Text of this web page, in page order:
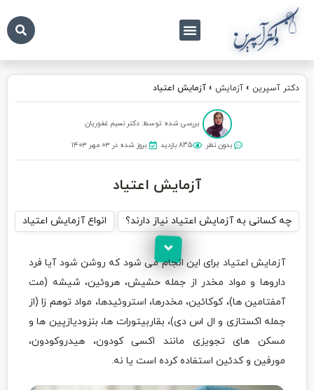
دکتر آسپرین » آزمایش » آزمایش اعتیاد
بررسی شده توسط: دکتر نسیم غفوریان
بدون نظر 835 بازدید بروز شده در ۰۳ مهر ۱۴۰۳
آزمایش اعتیاد
چه کسانی به آزمایش اعتیاد نیاز دارند؟ انواع آزمایش اعتیاد
آزمایش اعتیاد برای این انجام می شود که روشن شود آیا فرد
داروها و مواد مخدر از جمله حشیش، هروئین، شیشه (مت
آمفتامین ها)، کوکائین، مخدرها، استروئیدها، مواد توهم زا (از
جمله اکستازی و ال اس دی)، بقاربیتورات ها، بنزودیازپین ها و
مسکن های تجویزی مانند اکسی کودون، هیدروکودون،
مورفین و کدئین استفاده کرده است یا نه.